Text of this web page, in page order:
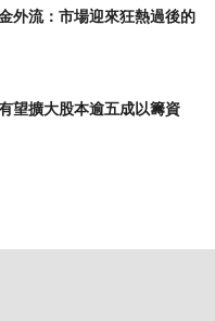
外流：市場迎來狂熱過後的
望擴大股本逾五成以籌資